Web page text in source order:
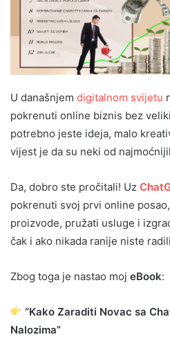
U današnjem digitalnom svijetu
pokrenuti online biznis bez
potrebno jeste ideja, malo
vijest je da su neki od
Da, dobro ste pročitali! Uz
pokrenuti svoj prvi online
proizvode, pružati usluge i
čak i ako nikada ranije niste
Zbog toga je nastao moj eBook:
“Kako Zaraditi Novac sa
Nalozima”